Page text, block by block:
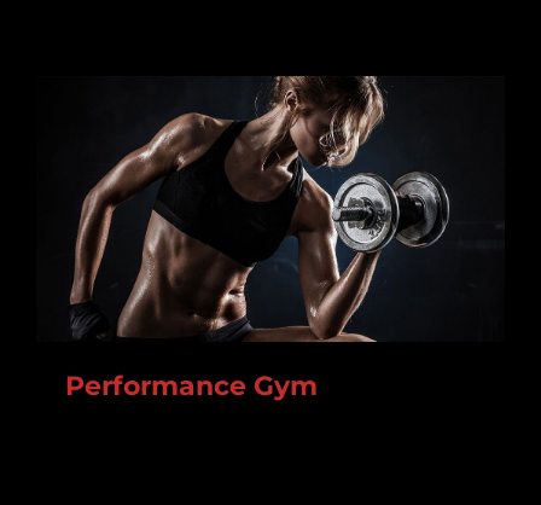
Performance Gym